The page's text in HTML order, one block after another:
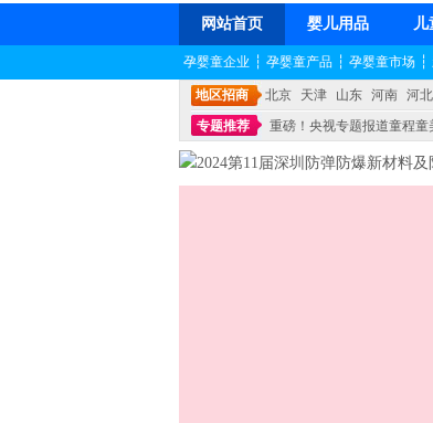
网站首页 婴儿用品 儿
孕婴童企业 ┆ 孕婴童产品 ┆ 孕婴童市场 ┆
地区招商 北京 天津 山东 河南 河北
专题推荐
重磅！央视专题报道童程
不能再单纯地销售产品,而要向增强服务